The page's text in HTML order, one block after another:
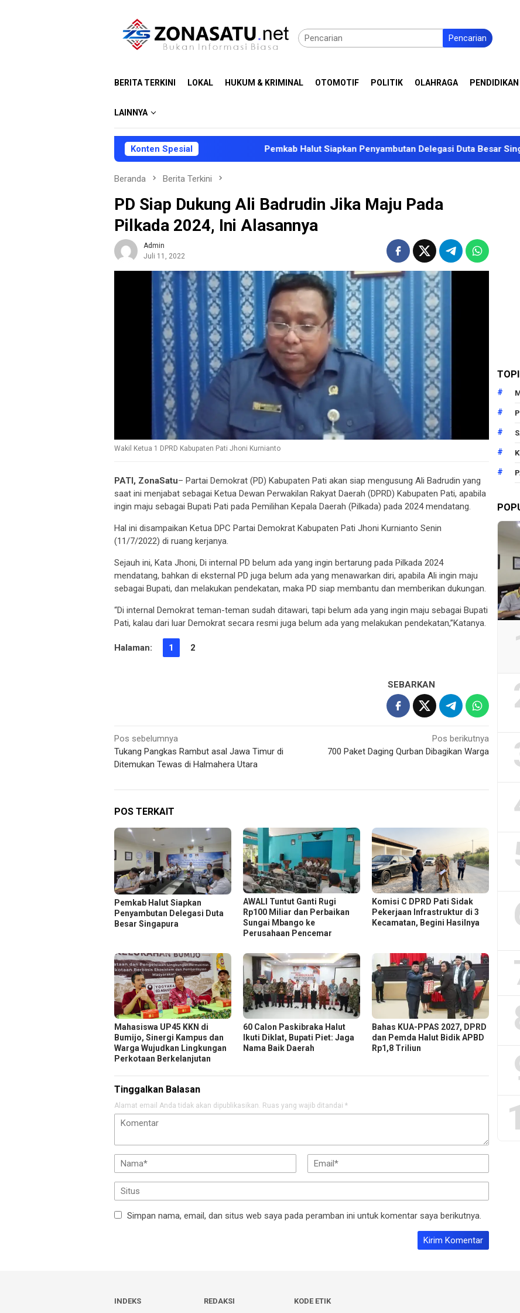
Pencarian
BERITA TERKINI LOKAL HUKUM & KRIMINAL OTOMOTIF POLITIK OLAHRAGA PENDIDIKAN
LAINNYA
Konten Spesial Pemkab Halut Siapkan Penyambutan Delegasi Duta Besar Singapura
Beranda Berita Terkini
PD Siap Dukung Ali Badrudin Jika Maju Pada
Pilkada 2024, Ini Alasannya
Admin
Juli 11, 2022
Wakil Ketua 1 DPRD Kabupaten Pati Jhoni Kurnianto
PATI, ZonaSatu– Partai Demokrat (PD) Kabupaten Pati akan siap mengusung Ali Badrudin yang
saat ini menjabat sebagai Ketua Dewan Perwakilan Rakyat Daerah (DPRD) Kabupaten Pati, apabila
ingin maju sebagai Bupati Pati pada Pemilihan Kepala Daerah (Pilkada) pada 2024 mendatang.
Hal ini disampaikan Ketua DPC Partai Demokrat Kabupaten Pati Jhoni Kurnianto Senin
(11/7/2022) di ruang kerjanya.
Sejauh ini, Kata Jhoni, Di internal PD belum ada yang ingin bertarung pada Pilkada 2024
mendatang, bahkan di eksternal PD juga belum ada yang menawarkan diri, apabila Ali ingin maju
sebagai Bupati, dan melakukan pendekatan, maka PD siap membantu dan memberikan dukungan.
“Di internal Demokrat teman-teman sudah ditawari, tapi belum ada yang ingin maju sebagai Bupati
Pati, kalau dari luar Demokrat secara resmi juga belum ada yang melakukan pendekatan,”Katanya.
Halaman: 1 2
SEBARKAN
Navigasi
pos
Pos sebelumnya
Tukang Pangkas Rambut asal Jawa Timur di
Ditemukan Tewas di Halmahera Utara
Pos berikutnya
700 Paket Daging Qurban Dibagikan Warga
POS TERKAIT
Pemkab Halut Siapkan
Penyambutan Delegasi Duta
Besar Singapura
AWALI Tuntut Ganti Rugi
Rp100 Miliar dan Perbaikan
Sungai Mbango ke
Perusahaan Pencemar
Komisi C DPRD Pati Sidak
Pekerjaan Infrastruktur di 3
Kecamatan, Begini Hasilnya
Mahasiswa UP45 KKN di
Bumijo, Sinergi Kampus dan
Warga Wujudkan Lingkungan
Perkotaan Berkelanjutan
60 Calon Paskibraka Halut
Ikuti Diklat, Bupati Piet: Jaga
Nama Baik Daerah
Bahas KUA-PPAS 2027, DPRD
dan Pemda Halut Bidik APBD
Rp1,8 Triliun
Tinggalkan Balasan
Alamat email Anda tidak akan dipublikasikan. Ruas yang wajib ditandai *
Simpan nama, email, dan situs web saya pada peramban ini untuk komentar saya berikutnya.
INDEKS REDAKSI KODE ETIK